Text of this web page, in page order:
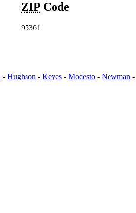
ZIP Code
95361
- Hughson - Keyes - Modesto - Newman -